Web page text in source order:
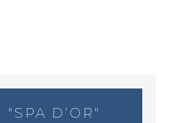
D’OR"